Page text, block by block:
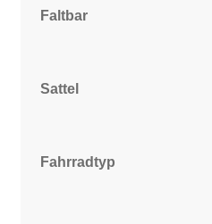
Faltbar
Sattel
Fahrradtyp